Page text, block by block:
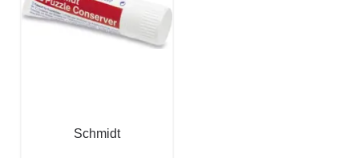
Schmidt